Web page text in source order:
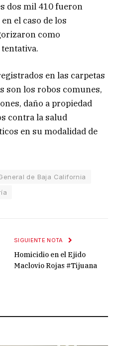
dos mil 410 fueron
el caso de los
como
en las carpetas
son los robos comunes,
daño a propiedad
contra la salud
en su modalidad de
de Baja California
SIGUIENTE NOTA
Homicidio en el Ejido
Maclovio Rojas #Tijuana